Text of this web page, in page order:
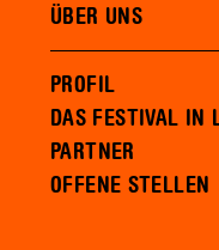
ÜBER UNS
PROFIL
DAS FESTIVAL IN
PARTNER
OFFENE STELLEN